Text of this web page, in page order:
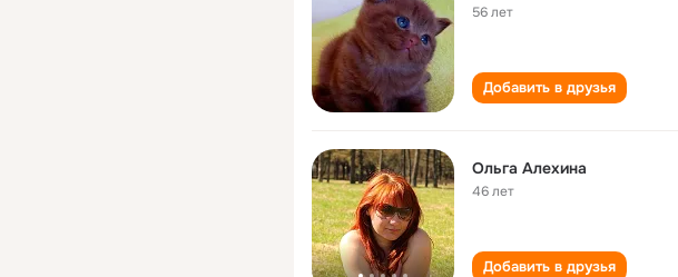
56 лет
Добавить в друзья
Oльга Алехина
46 лет
Добавить в друзья